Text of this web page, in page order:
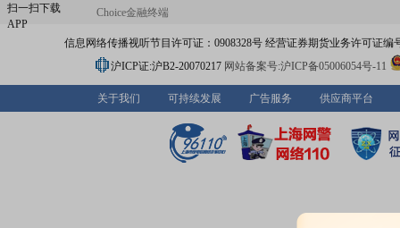
扫一扫下载
APP
Choice金融终端
信息网络传播视听节目许可证：0908328号 经营证券期货业务许可证编
沪ICP证:沪B2-20070217 网站备案号:沪ICP备05006054号-11
关于我们 可持续发展 广告服务 供应商平台